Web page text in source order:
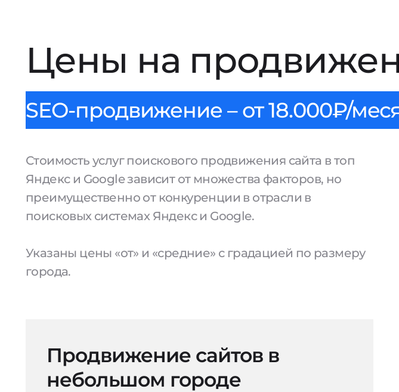
Цены на
SEO-продвижение – от 18.000₽/
Стоимость услуг поискового продвижения сайта в топ
Яндекс и Google зависит от множества факторов, но
преимущественно от конкуренции в отрасли в
поисковых системах Яндекс и Google.
Указаны цены «от» и «средние» с градацией по размеру
города.
Продвижение сайтов в
небольшом городе